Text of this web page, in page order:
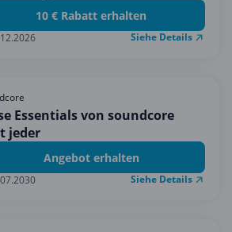
10 € Rabatt erhalten
Siehe Details
Essentials von soundcore
jeder
Angebot erhalten
Siehe Details